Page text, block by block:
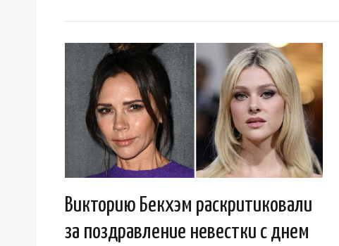
Викторию Бекхэм раскритиковали
за поздравление невестки с днем